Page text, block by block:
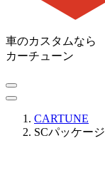
車のカスタムなら
カーチューン
CARTUNE
SCパッケージ